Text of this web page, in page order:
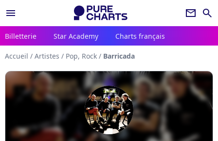
menu newsletter search
Billetterie Star Academy Charts français
Accueil / Artistes / Pop, Rock / Barricada